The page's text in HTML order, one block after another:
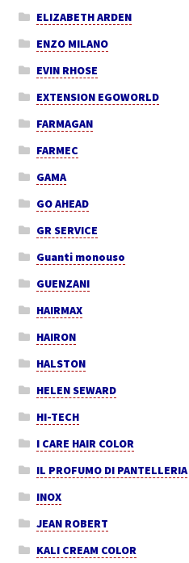
ELIZABETH ARDEN
ENZO MILANO
EVIN RHOSE
EXTENSION EGOWORLD
FARMAGAN
FARMEC
GAMA
GO AHEAD
GR SERVICE
Guanti monouso
GUENZANI
HAIRMAX
HAIRON
HALSTON
HELEN SEWARD
HI-TECH
I CARE HAIR COLOR
IL PROFUMO DI PANTELLERIA
INOX
JEAN ROBERT
KALI CREAM COLOR